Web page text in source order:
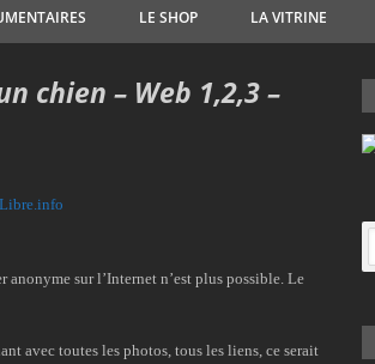
LE SHOP LA VITRINE
chien – Web 1,2,3 –
anonyme sur l’Internet n’est plus possible. Le
avec toutes les photos, tous les liens, ce serait